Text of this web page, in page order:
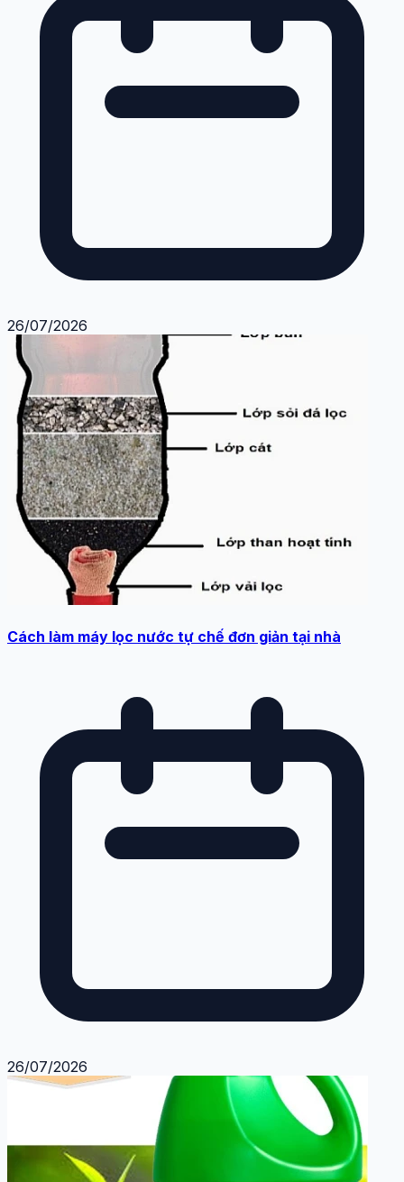
26/07/2026
Cách làm máy lọc nước tự chế đơn giản tại nhà
26/07/2026